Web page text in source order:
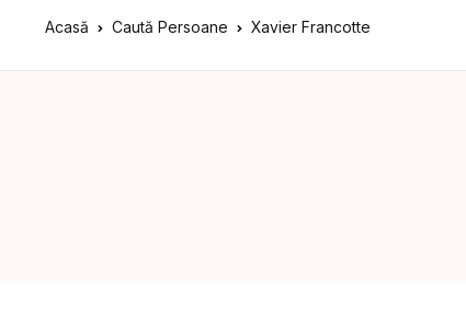
Acasă Caută Persoane Xavier Francotte